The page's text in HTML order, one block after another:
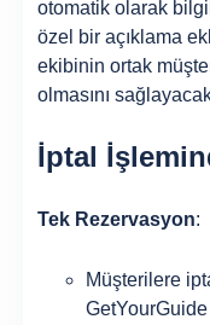
otomatik olarak
özel bir açıklama
ekibinin ortak
olmasını
İptal
Tek Rezervasyon:
Müşterilere